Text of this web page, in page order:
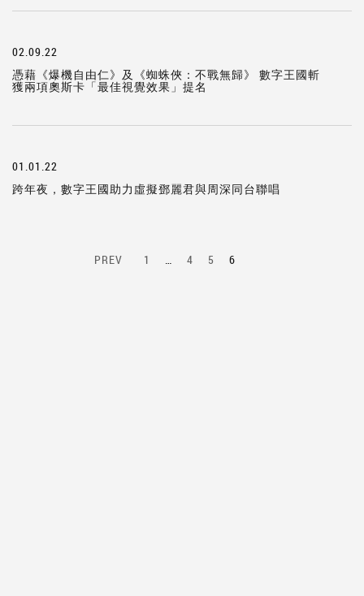
02.09.22
憑藉《爆機自由仁》及《蜘蛛俠：不戰無歸》 數字王國斬
獲兩項奧斯卡「最佳視覺效果」提名
01.01.22
跨年夜，數字王國助力虛擬鄧麗君與周深同台聯唱
PREV 1 … 4 5 6